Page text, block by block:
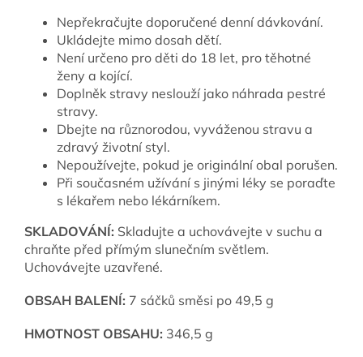
Nepřekračujte doporučené denní dávkování.
Ukládejte mimo dosah dětí.
Není určeno pro děti do 18 let, pro těhotné
ženy a kojící.
Doplněk stravy neslouží jako náhrada pestré
stravy.
Dbejte na různorodou, vyváženou stravu a
zdravý životní styl.
Nepoužívejte, pokud je originální obal porušen.
Při současném užívání s jinými léky se poraďte
s lékařem nebo lékárníkem.
SKLADOVÁNÍ: Skladujte a uchovávejte v suchu a
chraňte před přímým slunečním světlem.
Uchovávejte uzavřené.
OBSAH BALENÍ: 7 sáčků směsi po 49,5 g
HMOTNOST OBSAHU: 346,5 g